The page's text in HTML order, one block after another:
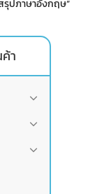
รุปภาษาอังกฤษ”
า